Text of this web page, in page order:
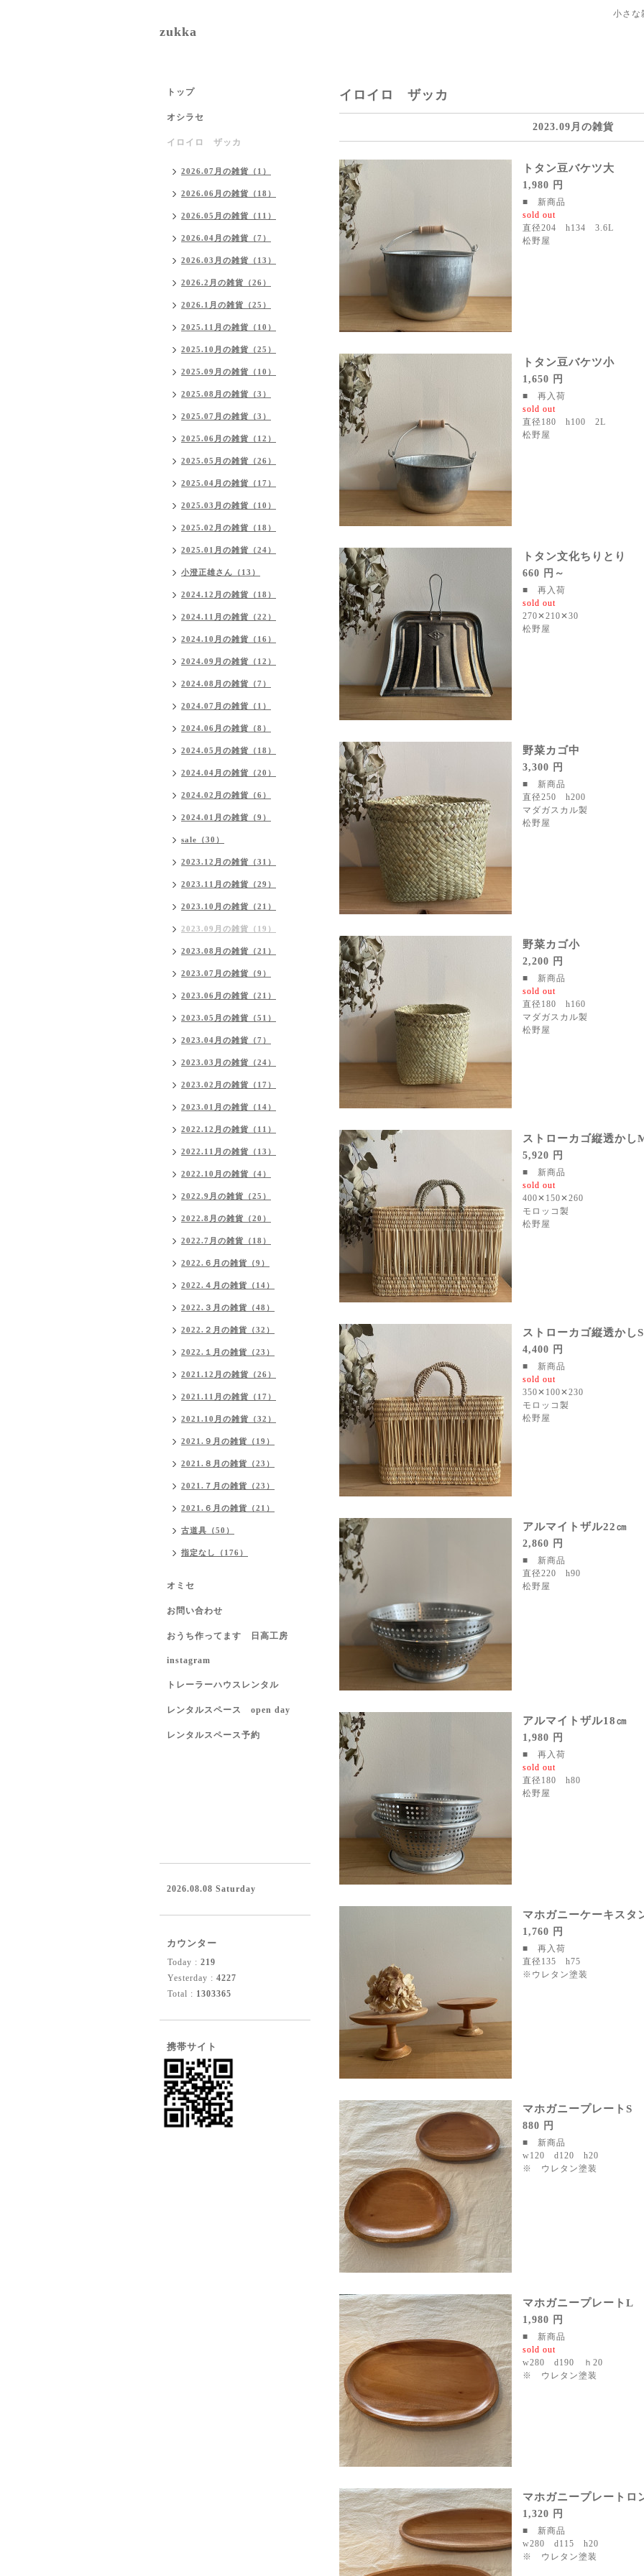
小さ
zukka
イロイロ ザッカ
2023.09月の雑貨
トタン豆バケツ大
1,980 円
■ 新商品
sold out
直径204 h134 3.6L
松野屋
トタン豆バケツ小
1,650 円
■ 再入荷
sold out
直径180 h100 2L
松野屋
トタン文化ちりとり
660 円～
■ 再入荷
sold out
270✕210✕30
松野屋
野菜カゴ中
3,300 円
■ 新商品
直径250 h200
マダガスカル製
松野屋
野菜カゴ小
2,200 円
■ 新商品
sold out
直径180 h160
マダガスカル製
松野屋
ストローカゴ縦透かし
5,920 円
■ 新商品
sold out
400✕150✕260
モロッコ製
松野屋
ストローカゴ縦透かしS
4,400 円
■ 新商品
sold out
350✕100✕230
モロッコ製
松野屋
アルマイトザル22㎝
2,860 円
■ 新商品
直径220 h90
松野屋
アルマイトザル18㎝
1,980 円
■ 再入荷
sold out
直径180 h80
松野屋
マホガニーケーキスタ
1,760 円
■ 再入荷
直径135 h75
※ウレタン塗装
マホガニープレートS
880 円
■ 新商品
w120 d120 h20
※ ウレタン塗装
マホガニープレートL
1,980 円
■ 新商品
sold out
w280 d190 ｈ20
※ ウレタン塗装
マホガニープレートロ
1,320 円
■ 新商品
w280 d115 h20
※ ウレタン塗装
トップ
オシラセ
イロイロ ザッカ
2026.07月の雑貨（1）
2026.06月の雑貨（18）
2026.05月の雑貨（11）
2026.04月の雑貨（7）
2026.03月の雑貨（13）
2026.2月の雑貨（26）
2026.1月の雑貨（25）
2025.11月の雑貨（10）
2025.10月の雑貨（25）
2025.09月の雑貨（10）
2025.08月の雑貨（3）
2025.07月の雑貨（3）
2025.06月の雑貨（12）
2025.05月の雑貨（26）
2025.04月の雑貨（17）
2025.03月の雑貨（10）
2025.02月の雑貨（18）
2025.01月の雑貨（24）
小澄正雄さん（13）
2024.12月の雑貨（18）
2024.11月の雑貨（22）
2024.10月の雑貨（16）
2024.09月の雑貨（12）
2024.08月の雑貨（7）
2024.07月の雑貨（1）
2024.06月の雑貨（8）
2024.05月の雑貨（18）
2024.04月の雑貨（20）
2024.02月の雑貨（6）
2024.01月の雑貨（9）
sale（30）
2023.12月の雑貨（31）
2023.11月の雑貨（29）
2023.10月の雑貨（21）
2023.09月の雑貨（19）
2023.08月の雑貨（21）
2023.07月の雑貨（9）
2023.06月の雑貨（21）
2023.05月の雑貨（51）
2023.04月の雑貨（7）
2023.03月の雑貨（24）
2023.02月の雑貨（17）
2023.01月の雑貨（14）
2022.12月の雑貨（11）
2022.11月の雑貨（13）
2022.10月の雑貨（4）
2022.9月の雑貨（25）
2022.8月の雑貨（20）
2022.7月の雑貨（18）
2022.６月の雑貨（9）
2022.４月の雑貨（14）
2022.３月の雑貨（48）
2022.２月の雑貨（32）
2022.１月の雑貨（23）
2021.12月の雑貨（26）
2021.11月の雑貨（17）
2021.10月の雑貨（32）
2021.９月の雑貨（19）
2021.８月の雑貨（23）
2021.７月の雑貨（23）
2021.６月の雑貨（21）
古道具（50）
指定なし（176）
オミセ
お問い合わせ
おうち作ってます 日高工房
instagram
トレーラーハウスレンタル
レンタルスペース open day
レンタルスペース予約
2026.08.08 Saturday
カウンター
Today : 219
Yesterday : 4227
Total : 1303365
携帯サイト